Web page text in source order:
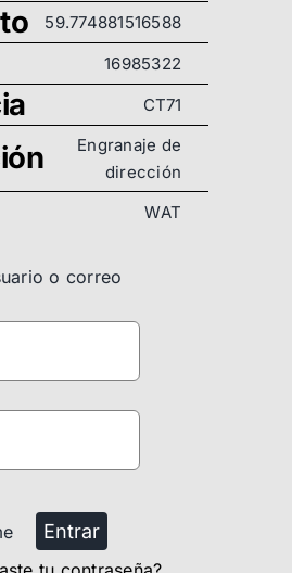
59.774881516588
16985322
CT71
Engranaje de
dirección
WAT
o correo
Entrar